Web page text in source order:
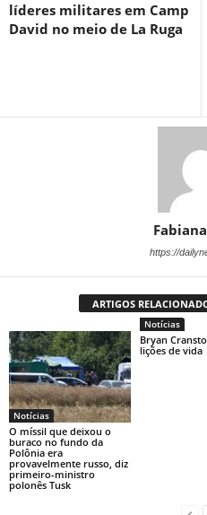
líderes militares em Camp
David no meio de La Ruga
https://
ARTIGOS
Notícias
O míssil que deixou o
buraco no fundo da
Polônia era
provavelmente russo, diz
primeiro-ministro
polonês Tusk
Notícias
Bryan
lições de vida